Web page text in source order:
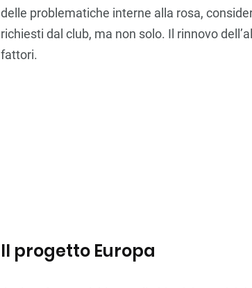
delle problematiche interne alla rosa,
richiesti dal club, ma non solo. Il rinnovo
fattori.
Il progetto Europa